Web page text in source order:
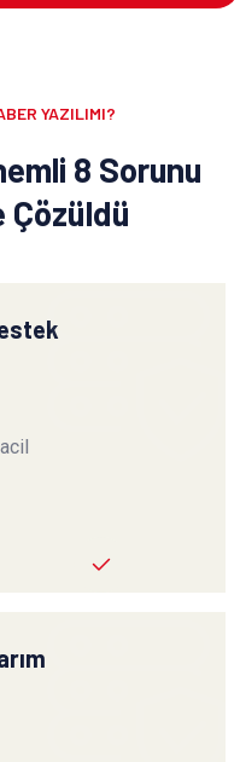
YAZILIMI?
8 Sorunu
Çözüldü